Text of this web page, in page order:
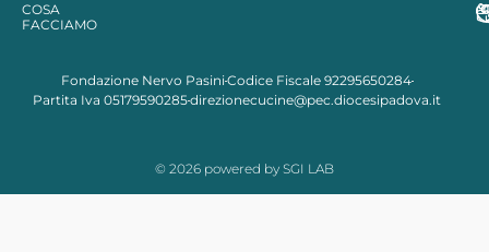
COSA
FACCIAMO
Fondazione Nervo PasiniCodice Fiscale 92295650284
Partita Iva 05179590285direzionecucine@pec.diocesipadova.it
© 2026 powered by SGI LAB